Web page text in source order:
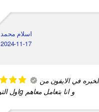
اسلام محمد
2024-11-17
في الايفون من
اول التو جي 2g و انا بتعامل معاهم